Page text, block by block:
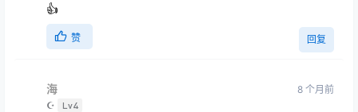
👍
赞 回复
海
☪ Lv4
8 个月前